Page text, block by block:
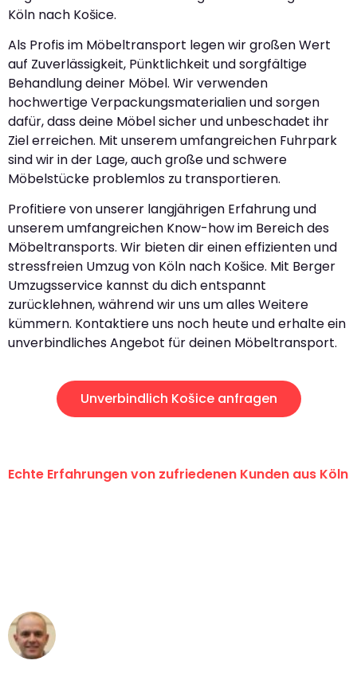
Köln nach Košice.
Als Profis im Möbeltransport legen wir großen Wert
auf Zuverlässigkeit, Pünktlichkeit und sorgfältige
Behandlung deiner Möbel. Wir verwenden
hochwertige Verpackungsmaterialien und sorgen
dafür, dass deine Möbel sicher und unbeschadet ihr
Ziel erreichen. Mit unserem umfangreichen Fuhrpark
sind wir in der Lage, auch große und schwere
Möbelstücke problemlos zu transportieren.
Profitiere von unserer langjährigen Erfahrung und
unserem umfangreichen Know-how im Bereich des
Möbeltransports. Wir bieten dir einen effizienten und
stressfreien Umzug von Köln nach Košice. Mit Berger
Umzugsservice kannst du dich entspannt
zurücklehnen, während wir uns um alles Weitere
kümmern. Kontaktiere uns noch heute und erhalte ein
unverbindliches Angebot für deinen Möbeltransport.
Unverbindlich Košice anfragen
Echte Erfahrungen von zufriedenen Kunden aus Köln